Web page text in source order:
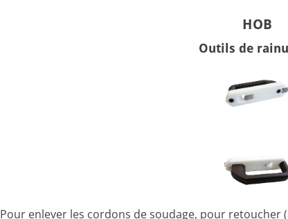
HOB
Outils de
Pour enlever les cordons de soudage, pour